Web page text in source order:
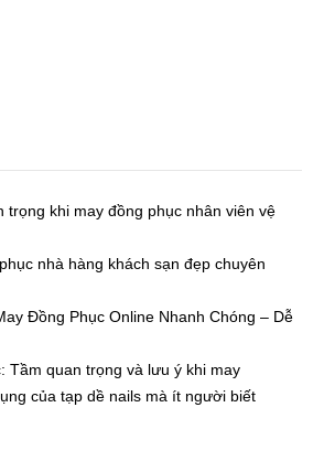
trọng khi may đồng phục nhân viên vệ
nhà hàng khách sạn đẹp chuyên
Đồng Phục Online Nhanh Chóng – Dễ
Tầm quan trọng và lưu ý khi may
của tạp dề nails mà ít người biết